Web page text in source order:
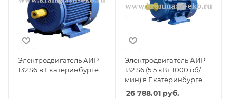
Электродвигатель АИР
132 S6 в Екатеринбурге
Электродвигатель АИР
132 S6 (5.5 кВт 1000 об/
мин) в Екатеринбурге
26 788.01руб.